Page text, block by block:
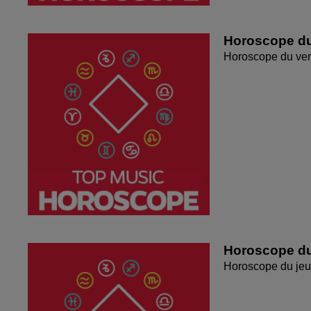
Horoscope
Horoscope du
Horoscope
Horoscope du